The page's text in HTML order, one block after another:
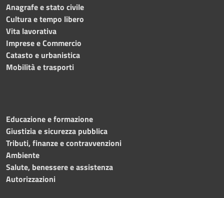
Anagrafe e stato civile
Cultura e tempo libero
Vita lavorativa
Imprese e Commercio
Catasto e urbanistica
Mobilità e trasporti
Educazione e formazione
Giustizia e sicurezza pubblica
Tributi, finanze e contravvenzioni
Ambiente
Salute, benessere e assistenza
Autorizzazioni